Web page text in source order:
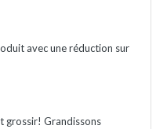
avec une réduction sur
grossir! Grandissons